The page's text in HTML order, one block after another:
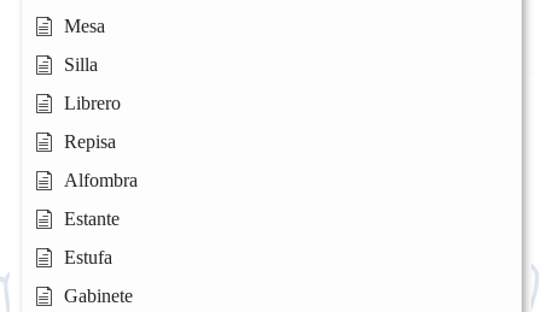
Mesa
Silla
Librero
Repisa
Alfombra
Estante
Estufa
Gabinete